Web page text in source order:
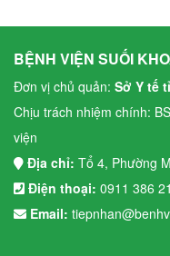
BỆNH VIỆN SUỐI
Đơn vị chủ quản: Sở Y tế
Chịu trách nhiệm chính:
viện
Địa chỉ: Tổ 4, Phường
Điện thoại: 0911 386
Email: